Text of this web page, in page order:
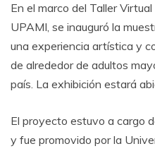
En el marco del Taller
UPAMI, se inauguró la
una experiencia artística y
de alrededor de adultos
país. La exhibición estará
El proyecto estuvo a cargo
y fue promovido por la